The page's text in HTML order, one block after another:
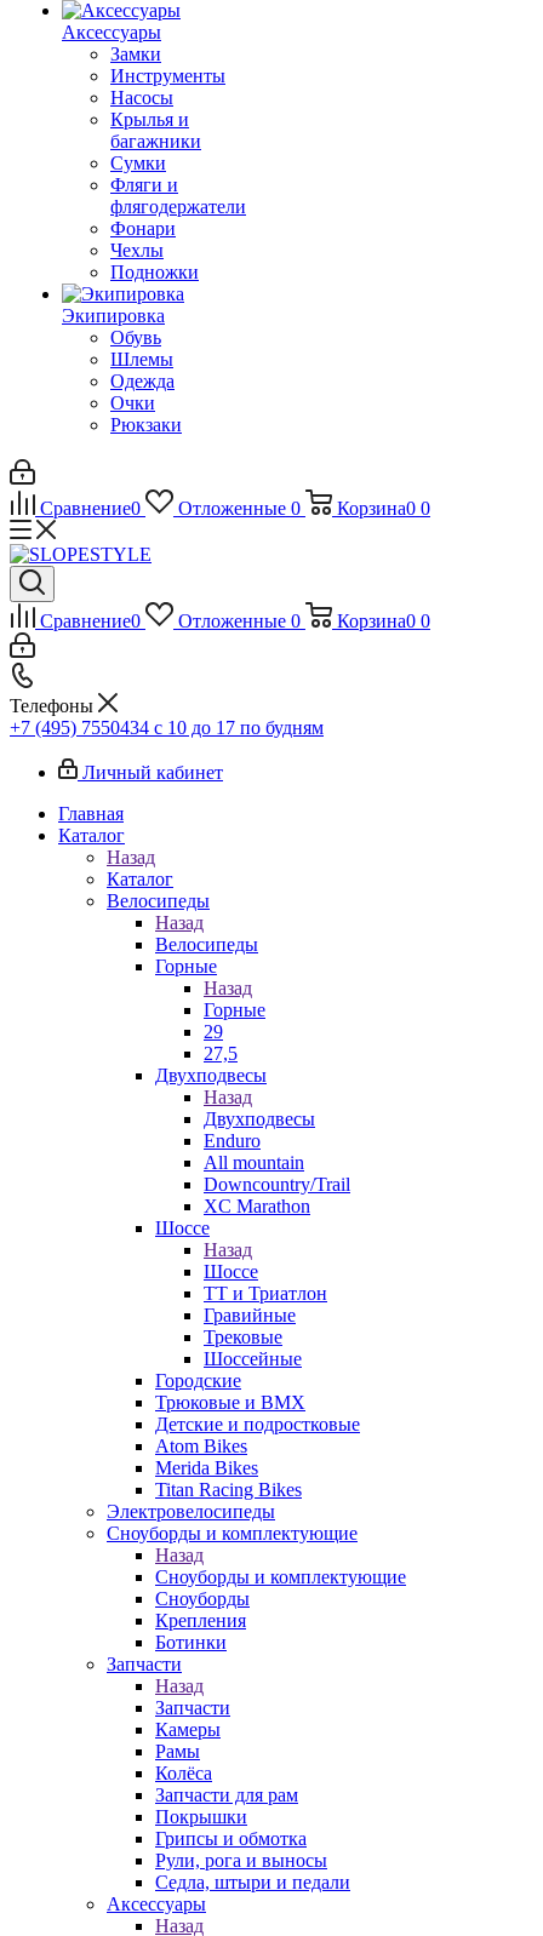
Аксессуары
Замки
Инструменты
Насосы
Крылья и
багажники
Сумки
Фляги и
флягодержатели
Фонари
Чехлы
Подножки
Экипировка
Обувь
Шлемы
Одежда
Очки
Рюкзаки
Сравнение0 Отложенные 0 Корзина0 0
Сравнение0 Отложенные 0 Корзина0 0
Телефоны
+7 (495) 7550434 с 10 до 17 по будням
Личный кабинет
Главная
Каталог
Назад
Каталог
Велосипеды
Назад
Велосипеды
Горные
Назад
Горные
29
27,5
Двухподвесы
Назад
Двухподвесы
Enduro
All mountain
Downcountry/Trail
XC Marathon
Шоссе
Назад
Шоссе
ТТ и Триатлон
Гравийные
Трековые
Шоссейные
Городские
Трюковые и BMX
Детские и подростковые
Atom Bikes
Merida Bikes
Titan Racing Bikes
Электровелосипеды
Cноуборды и комплектующие
Назад
Cноуборды и комплектующие
Сноуборды
Крепления
Ботинки
Запчасти
Назад
Запчасти
Камеры
Рамы
Колёса
Запчасти для рам
Покрышки
Грипсы и обмотка
Рули, рога и выносы
Седла, штыри и педали
Аксессуары
Назад